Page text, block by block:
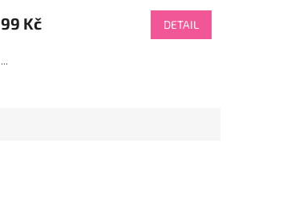
produktu
je
z
99 Kč DETAIL
...